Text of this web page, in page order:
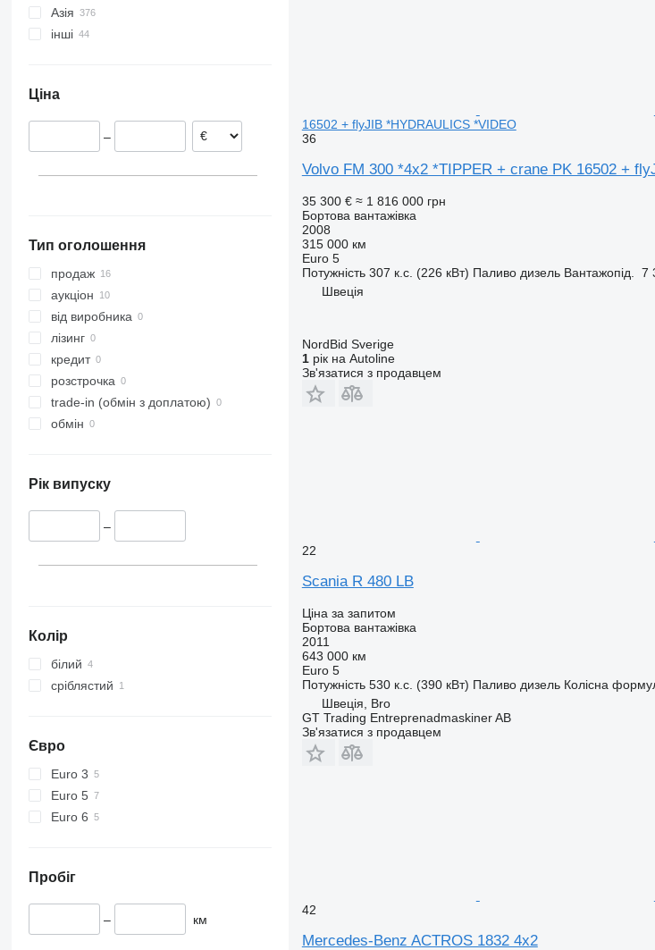
Нідерланди
Іспанія
Велика Британія
Gävle
Göteborg
Stockholm
Karlstad
Nälden
Kalmar
показати всі
Азія
Азербайджан
Узбекистан
інші
Бразилія
Уругвай
Ціна
–
Тип оголошення
продаж
аукціон
від виробника
лізинг
кредит
розстрочка
trade-in (обмін з доплатою)
обмін
Рік випуску
–
Колір
білий
сріблястий
Євро
Euro 3
Euro 5
Euro 6
Пробіг
– км
16502 + flyJIB *HYDRAULICS *VIDEO
36
Volvo FM 300 *4x2 *TIPPER + crane PK 16502 +
35 300 € ≈ 1 816 000 грн
Бортова вантажівка
2008
315 000 км
Euro 5
Потужність 307 к.с. (226 кВт) Паливо дизель Вантажопід. 7
Швеція
NordBid Sverige
1рік на Autoline
Зв'язатися з продавцем
22
Scania R 480 LB
Ціна за запитом
Бортова вантажівка
2011
643 000 км
Euro 5
Потужність 530 к.с. (390 кВт) Паливо дизель Колісна
Швеція, Bro
GT Trading Entreprenadmaskiner AB
Зв'язатися з продавцем
42
Mercedes-Benz ACTROS 1832 4x2